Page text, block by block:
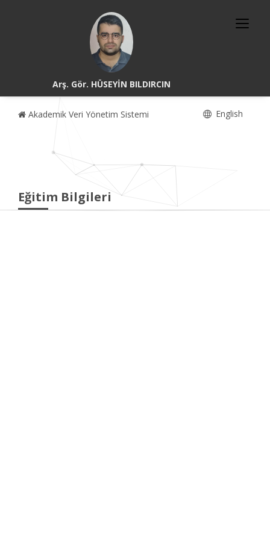
Arş. Gör. HÜSEYİN BILDIRCIN
Akademik Veri Yönetim Sistemi English
Eğitim Bilgileri